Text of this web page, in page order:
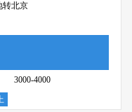
转北京
3000-4000